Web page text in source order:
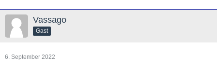
Vassago
Gast
6. September 2022